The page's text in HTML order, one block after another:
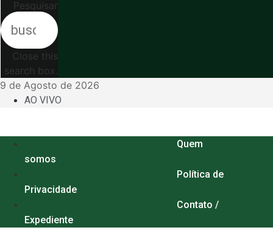
Pesquisar
Close this
search box.
9 de Agosto de 2026
AO VIVO
Quem
somos
Política de
Privacidade
Contato /
Expediente